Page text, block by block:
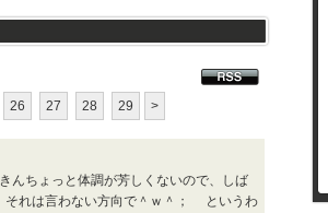
26 27 28 29 >
ちょっと体調が芳しくないので、しば
れは言わない方向で＾ｗ＾； というわ